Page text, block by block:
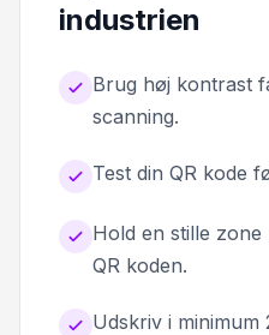
industrien
Brug høj kontrast
scanning.
Test din QR kode
Hold en stille
QR koden.
Udskriv i minimum